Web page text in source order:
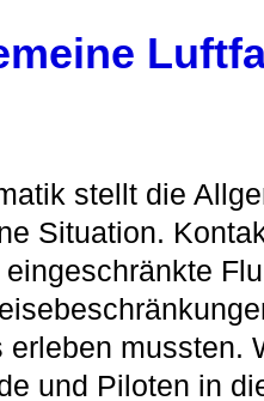
stellt die
Situation.
mussten.
und Piloten in